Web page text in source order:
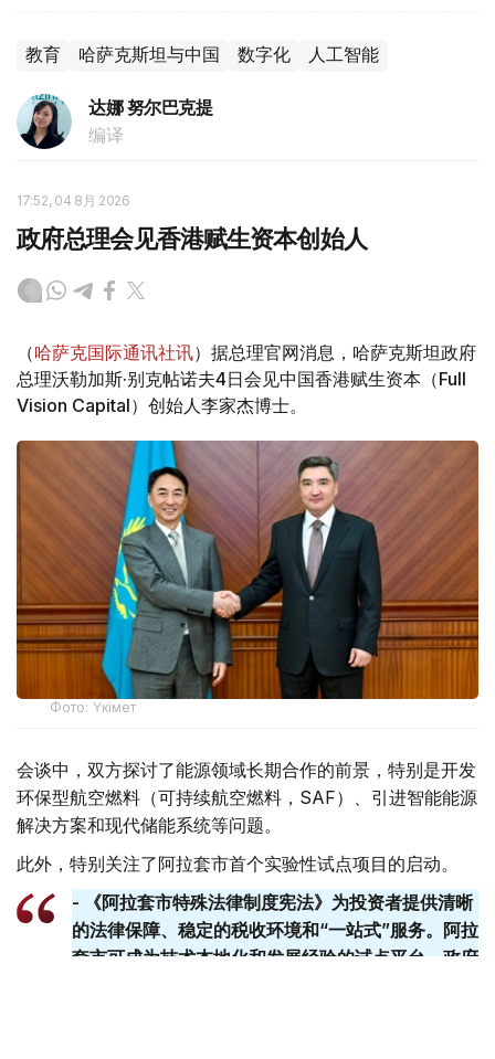
教育 哈萨克斯坦与中国 数字化 人工智能
达娜 努尔巴克提
编译
17:52, 04 8月 2026
政府总理会见香港赋生资本创始人
（哈萨克国际通讯社讯）据总理官网消息，哈萨克斯坦政府
总理沃勒加斯·别克帖诺夫4日会见中国香港赋生资本（Full
Vision Capital）创始人李家杰博士。
Фото: Үкімет
会谈中，双方探讨了能源领域长期合作的前景，特别是开发
环保型航空燃料（可持续航空燃料，SAF）、引进智能能源
解决方案和现代储能系统等问题。
此外，特别关注了阿拉套市首个实验性试点项目的启动。
- 《阿拉套市特殊法律制度宪法》为投资者提供清晰
的法律保障、稳定的税收环境和“一站式”服务。阿拉
套​​市可成为技术本地化和发展经验的试点平台。政府